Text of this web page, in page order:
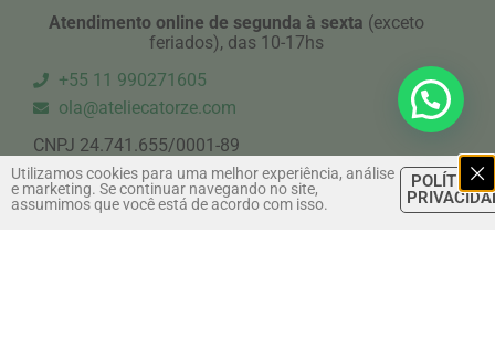
Atendimento online de segunda à sexta (exceto
feriados), das 10-17hs
+55 11 990271605
ola@ateliecatorze.com
CNPJ 24.741.655/0001-89
Av. Jabaquara – Mirandópolis- São Paulo/ SP
FORMAS DE PAGAMENTO
Utilizamos cookies para uma melhor experiência, análise
e marketing. Se continuar navegando no site,
assumimos que você está de acordo com isso.
POLÍTICA